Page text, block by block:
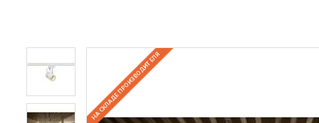
НА СКЛАДЕ ПРОИЗВОДИТЕЛЯ